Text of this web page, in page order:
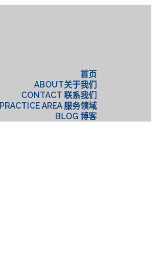
首页
ABOUT关于我们
CONTACT 联系我们
PRACTICE AREA 服务领域
BLOG 博客